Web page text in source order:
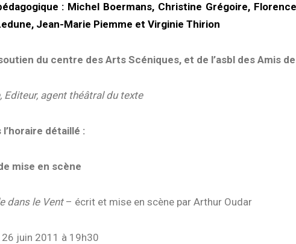
: Michel Boermans, Christine Grégoire,
Jean-Marie Piemme et Virginie Thirion
du centre des Arts Scéniques, et de l’asbl des Amis de
Editeur, agent théâtral du texte
l’horaire détaillé :
mise en scène
dans le Vent– écrit et mise en scène par Arthur Oudar
26 juin 2011 à 19h30